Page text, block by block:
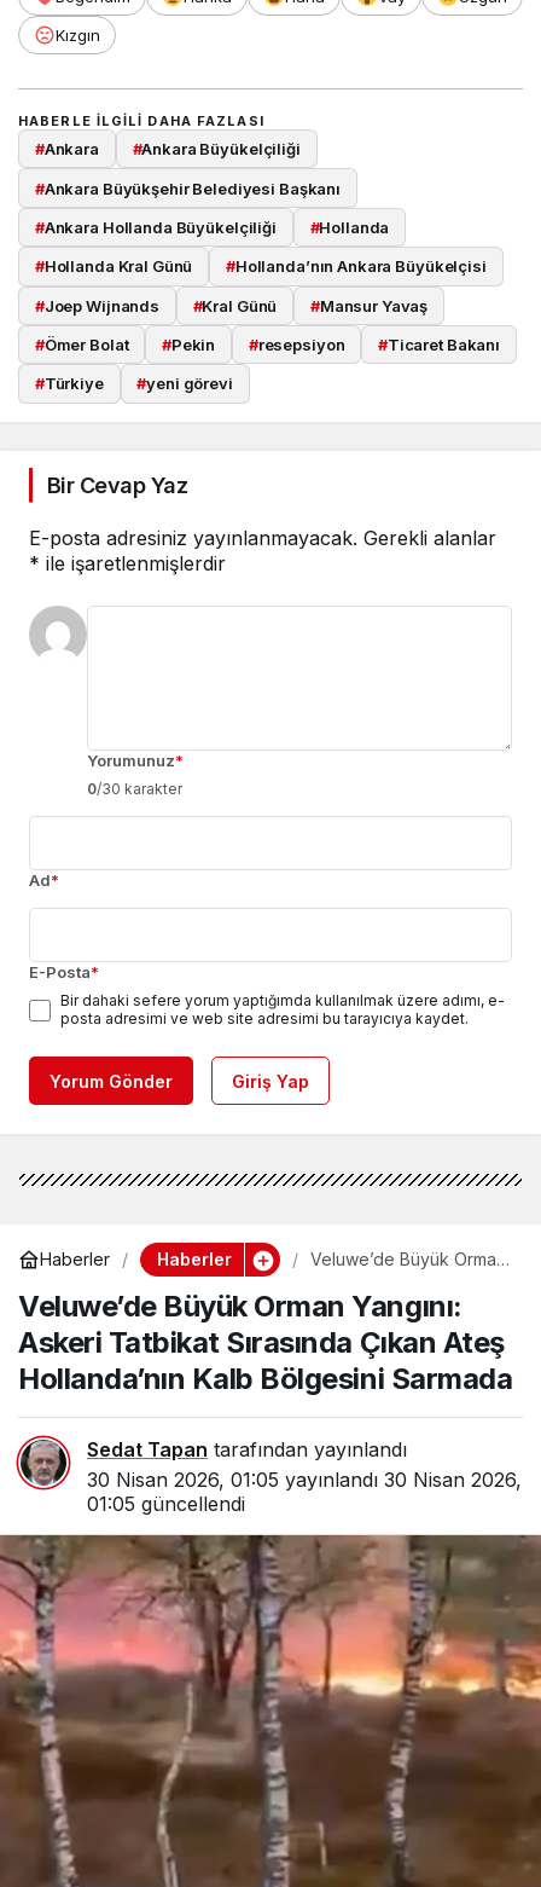
Kızgın
HABERLE ILGILI DAHA FAZLASI
#Ankara #Ankara Büyükelçiliği
#Ankara Büyükşehir Belediyesi Başkanı
#Ankara Hollanda Büyükelçiliği #Hollanda
#Hollanda Kral Günü #Hollanda’nın Ankara Büyükelçisi
#Joep Wijnands #Kral Günü #Mansur Yavaş
#Ömer Bolat #Pekin #resepsiyon #Ticaret Bakanı
#Türkiye #yeni görevi
Bir Cevap Yaz
E-posta adresiniz yayınlanmayacak. Gerekli alanlar
* ile işaretlenmişlerdir
Yorumunuz*
0/30 karakter
Ad*
E-Posta*
Bir dahaki sefere yorum yaptığımda kullanılmak üzere adımı, e-
posta adresimi ve web site adresimi bu tarayıcıya kaydet.
Yorum Gönder Giriş Yap
Haberler Haberler
Veluwe’de Büyük Orman
Sırasında Çıkan Ateş
Hollanda’nın Kalb
Bölgesini Sarmada
Veluwe’de Büyük Orman Yangını:
Askeri Tatbikat Sırasında Çıkan Ateş
Hollanda’nın Kalb Bölgesini Sarmada
Sedat Tapan tarafından yayınlandı
30 Nisan 2026, 01:05 yayınlandı 30 Nisan 2026,
01:05 güncellendi